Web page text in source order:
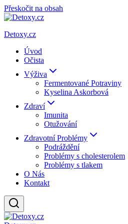
Přeskočit na obsah
Detoxy.cz
Úvod
Očista
Výživa
Fermentované Potraviny
Kyselina Askorbová
Zdraví
Imunita
Otužování
Zdravotní Problémy
Podráždění
Problémy s cholesterolem
Problémy s tlakem
O Nás
Kontakt